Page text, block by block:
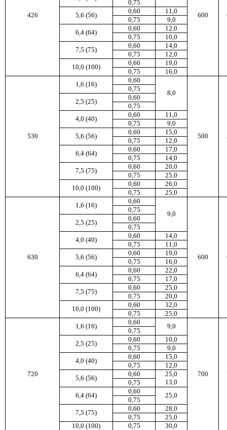
426 600
0,75
5,6 (56)
0,60
11,0
0,75
9,0
6,4 (64)
0,60
12,0
0,75
10,0
7,5 (75)
0,60
14,0
0,75
12,0
10,0 (100)
0,60
19,0
0,75
16,0
530
1,6 (16)
0,60
8,0
500
0,75
2,5 (25)
0,60
0,75
4,0 (40)
0,60
11,0
0,75
9,0
5,6 (56)
0,60
15,0
0,75
12,0
6,4 (64)
0,60
17,0
0,75
14,0
7,5 (75)
0,60
20,0
0,75
25,0
10,0 (100)
0,60
26,0
0,75
25,0
630
1,6 (16)
0,60
9,0
600
0,75
2,5 (25)
0,60
0,75
4,0 (40)
0,60
14,0
0,75
11,0
5,6 (56)
0,60
19,0
0,75
16,0
6,4 (64)
0,60
22,0
0,75
17,0
7,5 (75)
0,60
25,0
0,75
20,0
10,0 (100)
0,60
32,0
0,75
25,0
720
1,6 (16)
0,60
9,0
700
0,75
2,5 (25)
0,60
10,0
0,75
9,0
4,0 (40)
0,60
15,0
0,75
12,0
5,6 (56)
0,60
25,0
0,75
13,0
6,4 (64)
0,60
25,0
0,75
7,5 (75)
0,60
28,0
0,75
25,0
10,0 (100)
0,75 30,0